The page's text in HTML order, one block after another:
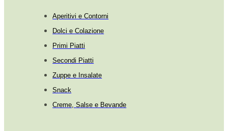
Aperitivi e Contorni
Dolci e Colazione
Primi Piatti
Secondi Piatti
Zuppe e Insalate
Snack
Creme, Salse e Bevande